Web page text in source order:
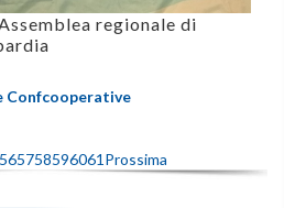
regionale di
Confcooperative
565758596061 Prossima